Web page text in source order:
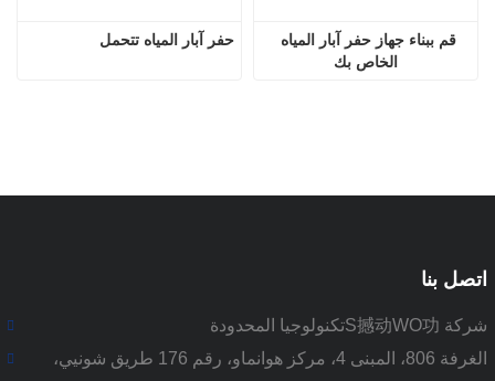
حفر آبار المياه تتحمل
الخاص بك
اتصل بنا
شركة S撼动WO功تكنولوجيا المحدودة
الغرفة 806، المبنى 4، مركز هوانماو، رقم 176 طريق شونيي،